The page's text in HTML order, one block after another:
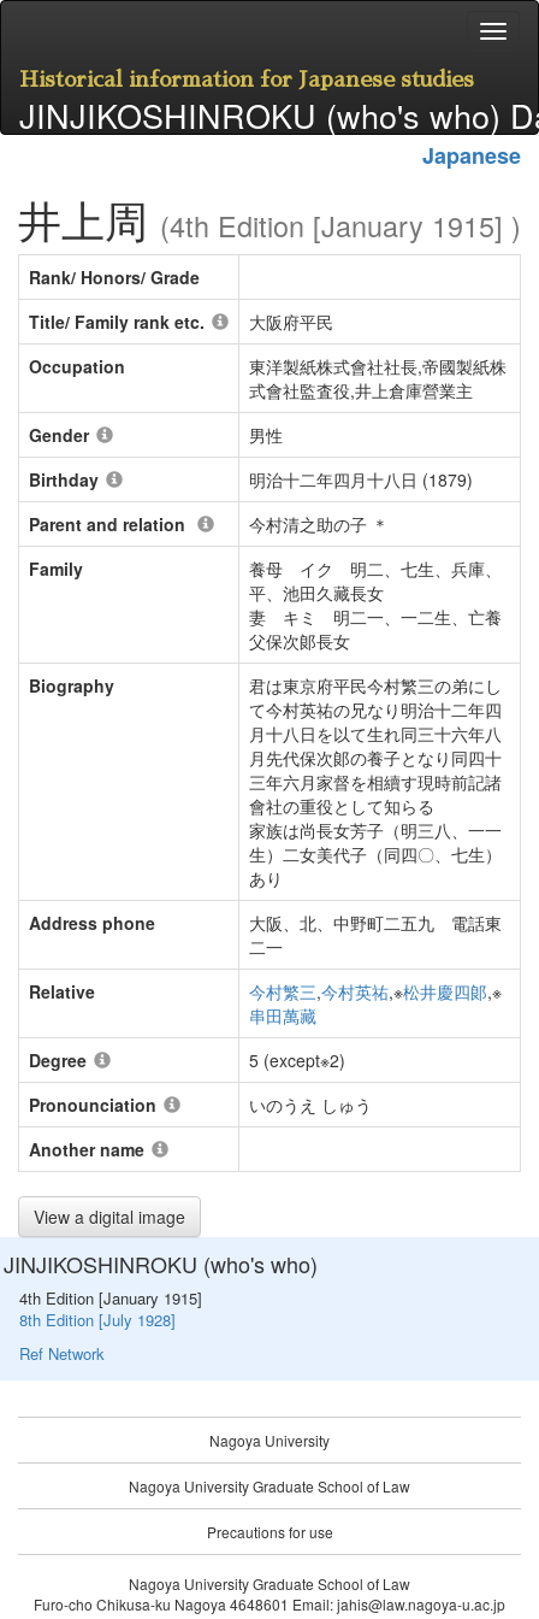
Historical information for Japanese studies
JINJIKOSHINROKU (who's who)
Japanese
井上周 (4th Edition [January 1915] )
Rank/ Honors/ Grade
Title/ Family rank etc.
大阪府平民
Occupation
東洋製紙株式會社社長,帝國製紙株
式會社監査役,井上倉庫營業主
Gender
男性
Birthday
明治十二年四月十八日 (1879)
Parent and relation
今村清之助の子 ＊
Family
養母 イク 明二、七生、兵庫、
平、池田久藏長女
妻 キミ 明二一、一二生、亡養
父保次郞長女
Biography
君は東京府平民今村繁三の弟にし
て今村英祐の兄なり明治十二年四
月十八日を以て生れ同三十六年八
月先代保次郞の養子となり同四十
三年六月家督を相續す現時前記諸
會社の重役として知らる
家族は尚長女芳子（明三八、一一
生）二女美代子（同四〇、七生）
あり
Address phone
大阪、北、中野町二五九 電話東
二一
Relative
今村繁三,今村英祐,※松井慶四郞,※
串田萬藏
Degree
5 (except※2)
Pronounciation
いのうえ しゅう
Another name
View a digital image
JINJIKOSHINROKU (who's who)
4th Edition [January 1915]
8th Edition [July 1928]
Ref Network
Nagoya University
Nagoya University Graduate School of Law
Precautions for use
Nagoya University Graduate School of Law
Furo-cho Chikusa-ku Nagoya 4648601 Email: jahis@law.nagoya-u.ac.jp